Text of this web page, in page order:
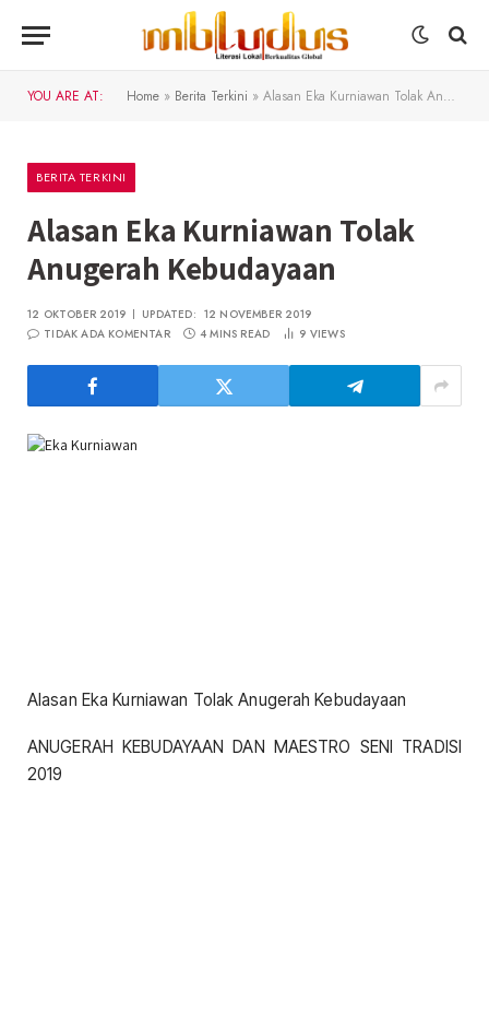
YOU ARE AT: Home » Berita Terkini » Alasan Eka Kurniawan Tolak Anugerah Kebudayaan
BERITA TERKINI
Alasan Eka Kurniawan Tolak
Anugerah Kebudayaan
12 OKTOBER 2019 UPDATED: 12 NOVEMBER 2019
TIDAK ADA KOMENTAR
4 MINS READ 9 VIEWS
Alasan Eka Kurniawan Tolak Anugerah Kebudayaan
ANUGERAH KEBUDAYAAN DAN MAESTRO SENI TRADISI
2019